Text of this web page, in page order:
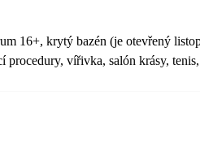
16+, krytý bazén (je otevřený
procedury, vířivka, salón krásy,